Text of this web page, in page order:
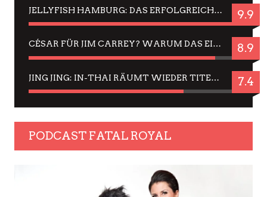
JELLYFISH HAMBURG: DAS ERFOLGREICHE SOMMER-MENÜ 2025 IN GEFÜHLEN UND BILDERN 9.9
CÉSAR FÜR JIM CARREY? WARUM DAS EINER DER NERVIGSTEN ACTORS IST UND BLEIBT 8.9
JING JING: IN-THAI RÄUMT WIEDER TITEL AB – EIN ZWEI-STUNDEN-ERLEBNISBERICHT 7.4
PODCAST FATAL ROYAL